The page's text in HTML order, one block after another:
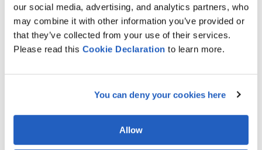
our social media, advertising, and analytics partners, who
may combine it with other information you’ve provided or
that they’ve collected from your use of their services.
Please read this Cookie Declaration to learn more.
You can deny your cookies here
Allow
Amélioration du contrôle opérationnel
PreBilt fournit des données SAP en temps réel sous
forme d'indicateurs clés directement sur les écrans